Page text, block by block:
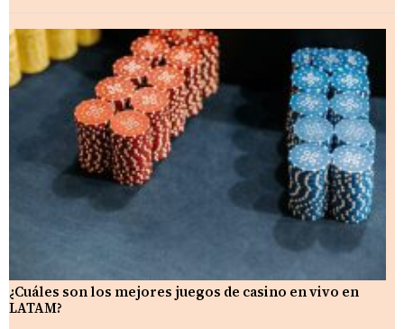
¿Cuáles son los mejores juegos de casino en vivo en
LATAM?